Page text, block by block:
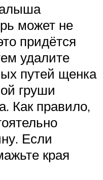
может не
придётся
удалите
путей щенка
груши
Как правило,
Если
края